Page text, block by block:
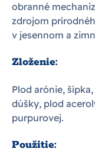
obranné
zdrojom
v jesennom a
Zloženie:
Plod arónie,
dúšky, plod
purpurovej.
Použitie: